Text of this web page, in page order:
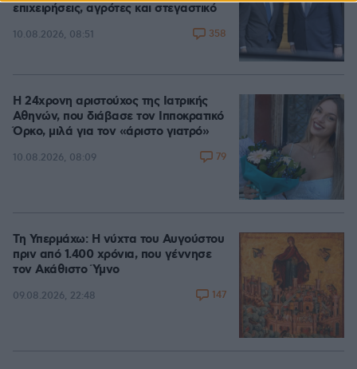
επιχειρήσεις, αγρότες και στεγαστικό
10.08.2026, 08:51 358
Η 24χρονη αριστούχος της Ιατρικής
Αθηνών, που διάβασε τον Ιπποκρατικό
Όρκο, μιλά για τον «άριστο γιατρό»
10.08.2026, 08:09 79
Τη Υπερμάχω: Η νύχτα του Αυγούστου
πριν από 1.400 χρόνια, που γέννησε
τον Ακάθιστο Ύμνο
09.08.2026, 22:48 147